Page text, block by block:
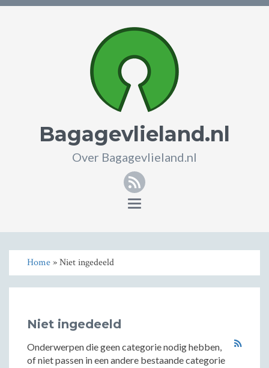
Bagagevlieland.nl
Over Bagagevlieland.nl
RSS
Toggle
Home» Niet ingedeeld
Niet ingedeeld
Onderwerpen die geen categorie nodig hebben,
of niet passen in een andere bestaande categorie